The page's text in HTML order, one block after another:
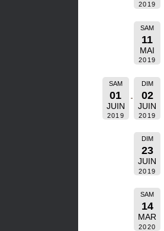
2019
SAM
11
MAI
2019
SAM
01
JUIN
2019
DIM
02
JUIN
2019
DIM
23
JUIN
2019
SAM
14
MAR
2020